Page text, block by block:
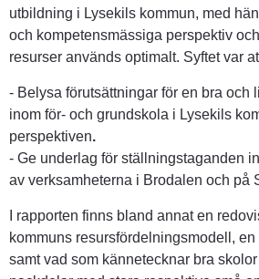
utbildning i Lysekils kommun, med
och kompetensmässiga perspektiv
resurser används optimalt. Syftet var
- Belysa förutsättningar för en bra och
inom för- och grundskola i Lysekils
perspektiven.
- Ge underlag för ställningstaganden
av verksamheterna i Brodalen och på
I rapporten finns bland annat en
kommuns resursfördelningsmodell,
samt vad som kännetecknar bra